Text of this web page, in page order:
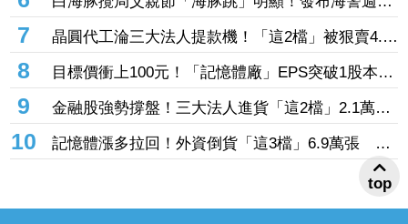
影響最劇 專家：外圍雨帶今晚進入陸地
7
晶圓代工淪三大法人提款機！「這2檔」被狠賣4.9
萬張 聯電中刀失血38.2億元跌4.53%
8
目標價衝上100元！「記憶體廠」EPS突破1股本
DRAM大漲45%＋合作美光獲利迎轉機
9
金融股強勢撐盤！三大法人進貨「這2檔」2.1萬
張 投8.54億元連12日進場三商壽
10
記憶體漲多拉回！外資倒貨「這3檔」6.9萬張 連
賣華邦電2天捲102億元
top